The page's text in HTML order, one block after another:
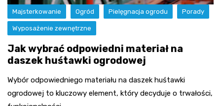
Majsterkowanie Ogród Pielęgnacja ogrodu Porady
Wyposażenie zewnętrzne
Jak wybrać odpowiedni materiał na
daszek huśtawki ogrodowej
Wybór odpowiedniego materiału na daszek huśtawki
ogrodowej to kluczowy element, który decyduje o trwałości,